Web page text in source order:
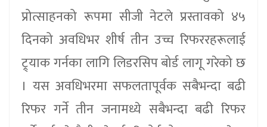
प्रोत्साहनको रूपमा सीजी नेटले प्रस्तावको ४५
दिनको अवधिभर शीर्ष तीन उच्च रिफररहरूलाई
ट्र्याक गर्नका लागि लिडरसिप बोर्ड लागू गरेको छ
। यस अवधिभरमा सफलतापूर्वक सबैभन्दा बढी
रिफर गर्ने तीन जनामध्ये सबैभन्दा बढी रिफर